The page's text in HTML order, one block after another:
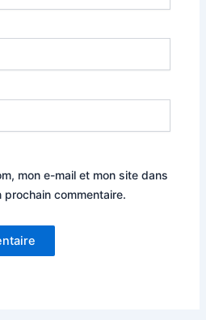
mon e-mail et mon site dans
commentaire.